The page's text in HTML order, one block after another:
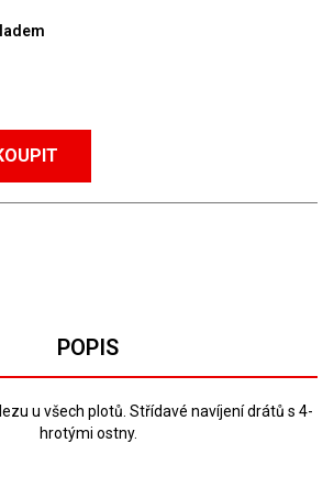
POPIS
u všech plotů. Střídavé navíjení drátů s 4-
hrotými ostny.